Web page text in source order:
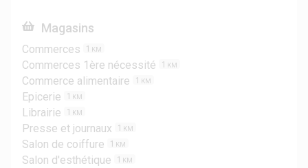
Magasins
Commerces 1 KM
Commerces 1ère nécessité 1 KM
Commerce alimentaire 1 KM
Epicerie 1 KM
Librairie 1 KM
Presse et journaux 1 KM
Salon de coiffure 1 KM
Salon d'esthétique 1 KM